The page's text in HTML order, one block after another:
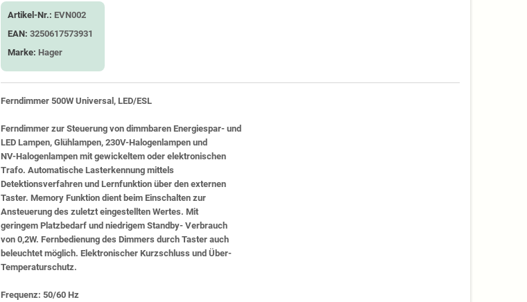
Artikel-Nr.: EVN002
EAN: 3250617573931
Marke: Hager
Ferndimmer 500W Universal, LED/ESL
Ferndimmer zur Steuerung von dimmbaren Energiespar- und
LED Lampen, Glühlampen, 230V-Halogenlampen und
NV-Halogenlampen mit gewickeltem oder elektronischen
Trafo. Automatische Lasterkennung mittels
Detektionsverfahren und Lernfunktion über den externen
Taster. Memory Funktion dient beim Einschalten zur
Ansteuerung des zuletzt eingestellten Wertes. Mit
geringem Platzbedarf und niedrigem Standby- Verbrauch
von 0,2W. Fernbedienung des Dimmers durch Taster auch
beleuchtet möglich. Elektronischer Kurzschluss und Über-
Temperaturschutz.
Frequenz: 50/60 Hz